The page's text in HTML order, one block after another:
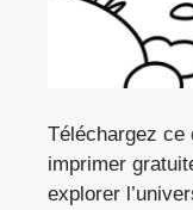
Téléchargez ce
imprimer
explorer